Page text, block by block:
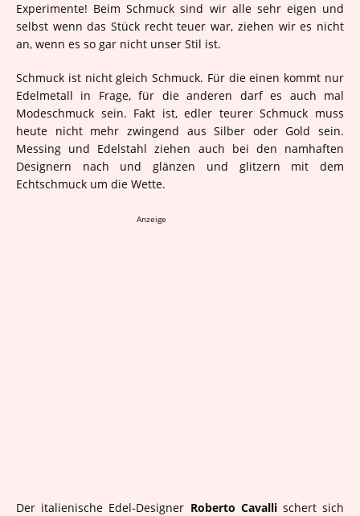
Experimente! Beim Schmuck sind wir alle sehr eigen und
selbst wenn das Stück recht teuer war, ziehen wir es nicht
an, wenn es so gar nicht unser Stil ist.
Schmuck ist nicht gleich Schmuck. Für die einen kommt nur
Edelmetall in Frage, für die anderen darf es auch mal
Modeschmuck sein. Fakt ist, edler teurer Schmuck muss
heute nicht mehr zwingend aus Silber oder Gold sein.
Messing und Edelstahl ziehen auch bei den namhaften
Designern nach und glänzen und glitzern mit dem
Echtschmuck um die Wette.
Anzeige
Der italienische Edel-Designer Roberto Cavallischert sich